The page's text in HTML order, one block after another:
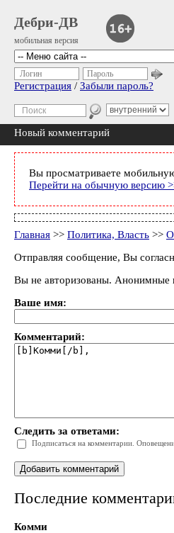
Дебри-ДВ
мобильная версия
Логин Пароль
Регистрация / Забыли пароль?
Новый комментарий
Вы просматриваете
Перейти на обычную версию
Главная >> Политика, Власть >> О
Отправляя сообщение, Вы
Вы не авторизованы. Анонимные
Ваше имя:
Комментарий:
Следить за ответами:
Подписаться на комментарии.
Последние
Комми